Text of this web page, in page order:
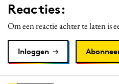
PR
Programmatic
Reputatie & crisis
Reacties:
Om een reactie achter te laten is
Inloggen